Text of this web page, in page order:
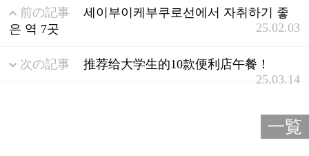
前の記事
세이부이케부쿠로선에서 자취하기 좋
은 역 7곳
25.02.03
次の記事
推荐给大学生的10款便利店午餐！
25.03.14
一覧